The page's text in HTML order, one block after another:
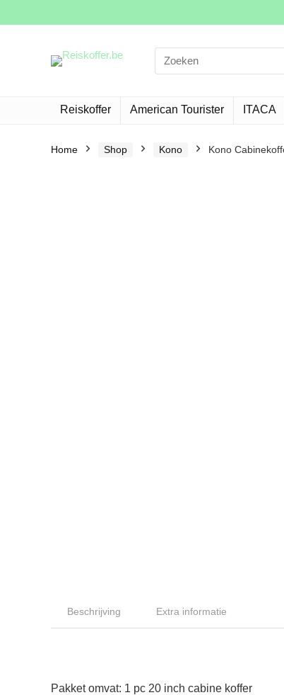
Search
for:
Reiskoffer American Tourister ITACA
Home Shop Kono Kono
Beschrijving Extra informatie
Pakket omvat: 1 pc 20 inch cabine koffer